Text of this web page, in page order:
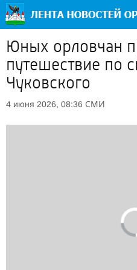
Юных орловчан
путешествие по
Чуковского
4 июня 2026, 08:36 СМИ